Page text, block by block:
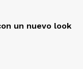
un nuevo look